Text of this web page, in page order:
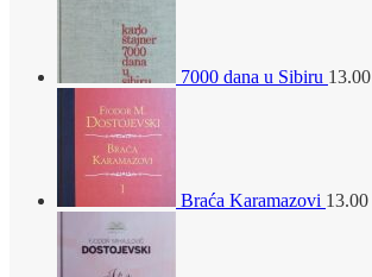
7000 dana u Sibiru 13.00
Braća Karamazovi 13.00